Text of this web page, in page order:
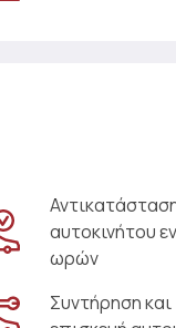
αυτοκινήτου
ωρών
Συντήρηση και